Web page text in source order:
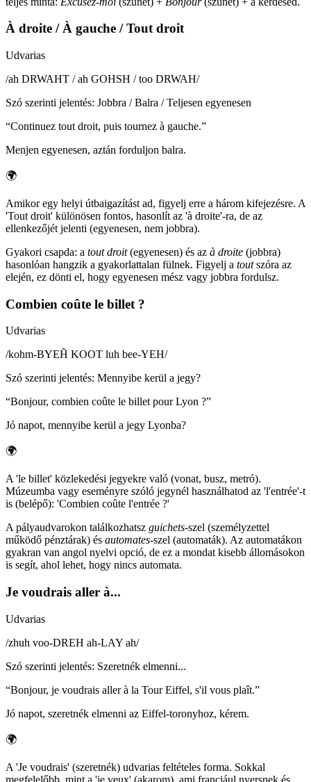
À droite / À gauche / Tout droit
Udvarias
/ah DRWAHT / ah GOHSH / too DRWAH/
Szó szerinti jelentés: Jobbra / Balra / Teljesen egyenesen
“Continuez tout droit, puis tournez à gauche.”
Menjen egyenesen, aztán forduljon balra.
🌍
Amikor egy helyi útbaigazítást ad, figyelj erre a három kifejezésre. A
'Tout droit' különösen fontos, hasonlít az 'à droite'-ra, de az
ellenkezőjét jelenti (egyenesen, nem jobbra).
Gyakori csapda: a tout droit(egyenesen) és az à droite (jobbra)
hasonlóan hangzik a gyakorlattalan fülnek. Figyelj a toutszóra az
elején, ez dönti el, hogy egyenesen mész vagy jobbra fordulsz.
Combien coûte le billet ?
Udvarias
/kohm-BYEH̃ KOOT luh bee-YEH/
Szó szerinti jelentés: Mennyibe kerül a jegy?
“Bonjour, combien coûte le billet pour Lyon ?”
Jó napot, mennyibe kerül a jegy Lyonba?
🌍
A 'le billet' közlekedési jegyekre való (vonat, busz, metró).
Múzeumba vagy eseményre szóló jegynél használhatod az 'l'entrée'-t
is (belépő): 'Combien coûte l'entrée ?'
A pályaudvarokon találkozhatsz guichets-szel (személyzettel
működő pénztárak) és automates-szel (automaták). Az automatákon
gyakran van angol nyelvi opció, de ez a mondat kisebb állomásokon
is segít, ahol lehet, hogy nincs automata.
Je voudrais aller à...
Udvarias
/zhuh voo-DREH ah-LAY ah/
Szó szerinti jelentés: Szeretnék elmenni...
“Bonjour, je voudrais aller à la Tour Eiffel, s'il vous plaît.”
Jó napot, szeretnék elmenni az Eiffel-toronyhoz, kérem.
🌍
A 'Je voudrais' (szeretnék) udvarias feltételes forma. Sokkal
megfelelőbb, mint a 'je veux' (akarom), ami franciául nyersnek és